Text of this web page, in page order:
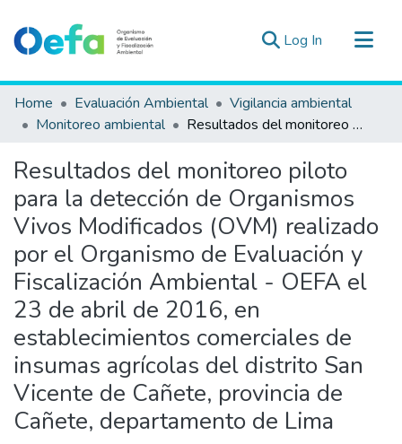
Log In (current)
Communities & Collections
All of DSpace
Estad. Externas
Guias ▾
Home Evaluación Ambiental
Vigilancia ambiental
Monitoreo ambiental
Resultados del monitoreo piloto para la detección de Organismos Vivos Modificados (OVM) realizado por el Organismo de Evaluación y Fiscalización Ambiental - OEFA el 23 de abril de 2016, en establecimientos comerciales de insumas agrícolas del distrito San Vicente de Cañete, provincia de Cañete, departamento de Lima
Resultados del monitoreo piloto
para la detección de Organismos
Vivos Modificados (OVM) realizado
por el Organismo de Evaluación y
Fiscalización Ambiental - OEFA el
23 de abril de 2016, en
establecimientos comerciales de
insumas agrícolas del distrito San
Vicente de Cañete, provincia de
Cañete, departamento de Lima